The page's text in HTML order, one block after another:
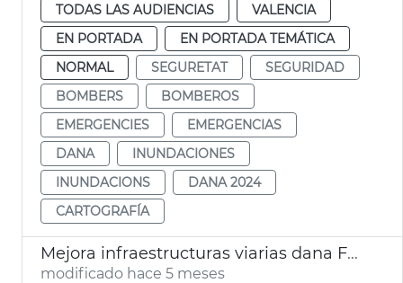
TODAS LAS AUDIENCIAS
VALENCIA
EN PORTADA
EN PORTADA TEMÁTICA
NORMAL
SEGURETAT
SEGURIDAD
BOMBERS
BOMBEROS
EMERGENCIES
EMERGENCIAS
DANA
INUNDACIONES
INUNDACIONS
DANA 2024
CARTOGRAFÍA
Mejora infraestructuras viarias dana Forn d'Alcedo y Castellar València
modificado hace 5 meses